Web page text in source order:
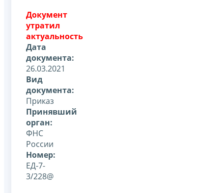
Документ
утратил
актуальность
Дата
документа:
26.03.2021
Вид
документа:
Приказ
Принявший
орган:
ФНС
России
Номер:
ЕД-7-
3/228@